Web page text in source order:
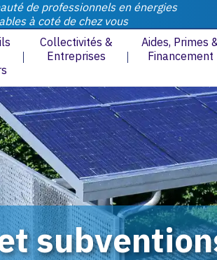
de professionnels en énergies
à coté de chez vous
Collectivités &
Entreprises
Aides, Primes
Financement